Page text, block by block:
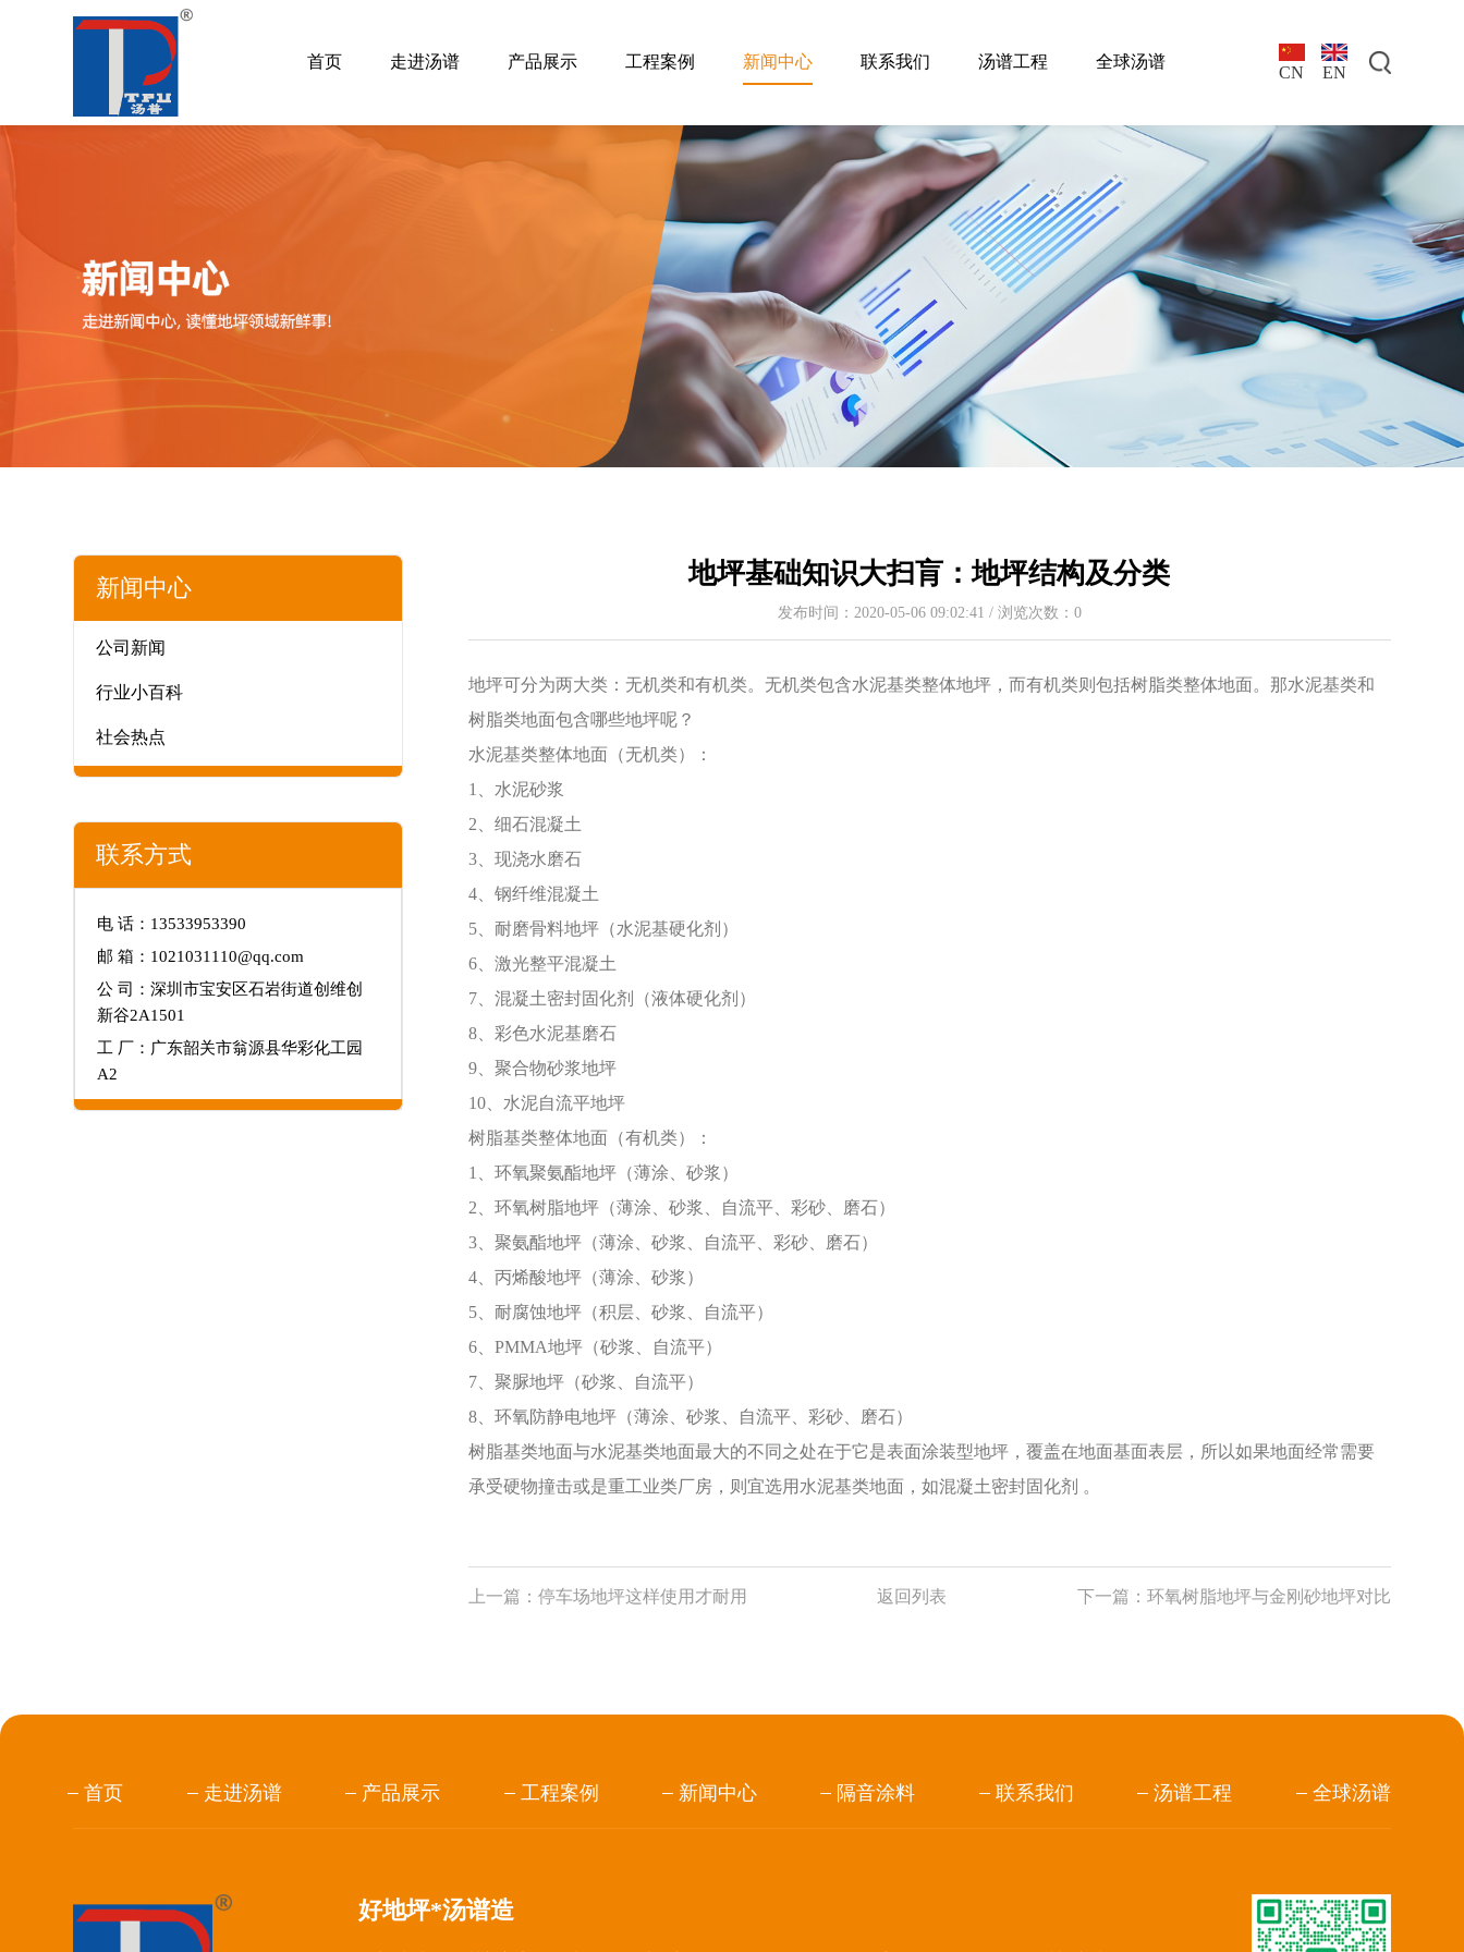
首页 走进汤谱 产品展示 工程案例 新闻中心 联系我们 汤谱工程 全球汤谱
CN EN
新闻中心
公司新闻
行业小百科
社会热点
联系方式
电 话：13533953390
邮 箱：1021031110@qq.com
公 司：深圳市宝安区石岩街道创维创
新谷2A1501
工 厂：广东韶关市翁源县华彩化工园
A2
地坪基础知识大扫肓：地坪结构及分类
发布时间：2020-05-06 09:02:41 / 浏览次数： 0
地坪可分为两大类：无机类和有机类。无机类包含水泥基类整体地坪，而有机类则包括树脂类整体地面。那水泥基类和
树脂类地面包含哪些地坪呢？
水泥基类整体地面（无机类）：
1、水泥砂浆
2、细石混凝土
3、现浇水磨石
4、钢纤维混凝土
5、耐磨骨料地坪（水泥基硬化剂）
6、激光整平混凝土
7、混凝土密封固化剂（液体硬化剂）
8、彩色水泥基磨石
9、聚合物砂浆地坪
10、水泥自流平地坪
树脂基类整体地面（有机类）：
1、环氧聚氨酯地坪（薄涂、砂浆）
2、环氧树脂地坪（薄涂、砂浆、自流平、彩砂、磨石）
3、聚氨酯地坪（薄涂、砂浆、自流平、彩砂、磨石）
4、丙烯酸地坪（薄涂、砂浆）
5、耐腐蚀地坪（积层、砂浆、自流平）
6、PMMA地坪（砂浆、自流平）
7、聚脲地坪（砂浆、自流平）
8、环氧防静电地坪（薄涂、砂浆、自流平、彩砂、磨石）
树脂基类地面与水泥基类地面最大的不同之处在于它是表面涂装型地坪，覆盖在地面基面表层，所以如果地面经常需要
承受硬物撞击或是重工业类厂房，则宜选用水泥基类地面，如混凝土密封固化剂 。
上一篇：停车场地坪这样使用才耐用 返回列表 下一篇： 环氧树脂地坪与金刚砂地坪对比
首页 走进汤谱 产品展示 工程案例 新闻中心 隔音涂料 联系我们 汤谱工程 全球汤谱
好地坪*汤谱造